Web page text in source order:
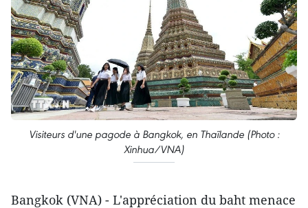
Visiteurs d'une pagode à Bangkok, en Thaïlande (Photo :
Xinhua/VNA)
Bangkok (VNA) - L'appréciation du baht menace